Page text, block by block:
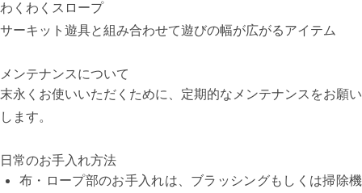
わくわくスロープ
サーキット遊具と組み合わせて遊びの幅が広がるアイテム
メンテナンスについて
末永くお使いいただくために、定期的なメンテナンスをお願い
します。
日常のお手入れ方法
布・ロープ部のお手入れは、ブラッシングもしくは掃除機